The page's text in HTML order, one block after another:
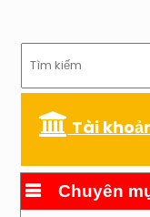
Tài
Chuyên